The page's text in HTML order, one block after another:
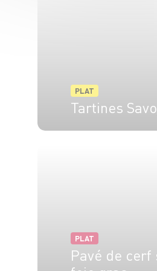
PLAT
Tartines
PLAT
Pavé de cerf